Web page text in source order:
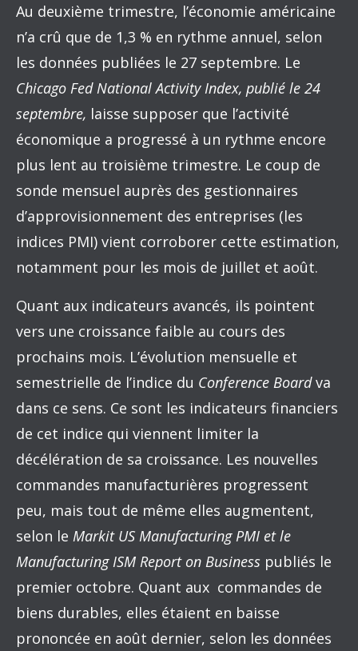
Au deuxième trimestre, l’économie américaine
n’a crû que de 1,3 % en rythme annuel, selon
les données publiées le 27 septembre. Le
Chicago Fed National Activity Index, publié le 24
septembre, laisse supposer que l’activité
économique a progressé à un rythme encore
plus lent au troisième trimestre. Le coup de
sonde mensuel auprès des gestionnaires
d’approvisionnement des entreprises (les
indices PMI) vient corroborer cette estimation,
notamment pour les mois de juillet et août.
Quant aux indicateurs avancés, ils pointent
vers une croissance faible au cours des
prochains mois. L’évolution mensuelle et
semestrielle de l’indice du Conference Boardva
dans ce sens. Ce sont les indicateurs financiers
de cet indice qui viennent limiter la
décélération de sa croissance. Les nouvelles
commandes manufacturières progressent
peu, mais tout de même elles augmentent,
selon le Markit US Manufacturing PMI et le
Manufacturing ISM Report on Business publiés le
premier octobre. Quant aux commandes de
biens durables, elles étaient en baisse
prononcée en août dernier, selon les données